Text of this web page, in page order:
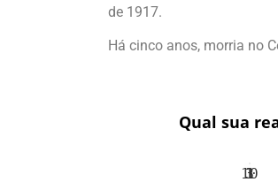
de 1917.
Há cinco anos, morria no
Qual sua
3
1
1
3
10